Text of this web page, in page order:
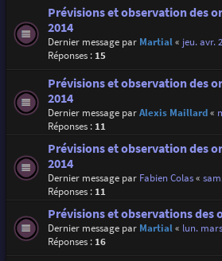
Prévisions et observation des
2014
Dernier message par Martial« jeu. avr.
Réponses : 15
Prévisions et observation des
2014
Dernier message parAlexis Maillard«
Réponses : 11
Prévisions et observation des
2014
Dernier message par Fabien Colas«
Réponses : 11
Prévisions et observations des
Dernier message par Martial« lun.
Réponses : 16